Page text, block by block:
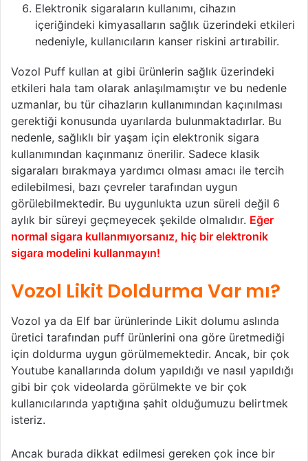
Elektronik sigaraların kullanımı, cihazın
içeriğindeki kimyasalların sağlık üzerindeki etkileri
nedeniyle, kullanıcıların kanser riskini artırabilir.
Vozol Puff kullan at gibi ürünlerin sağlık üzerindeki
etkileri hala tam olarak anlaşılmamıştır ve bu nedenle
uzmanlar, bu tür cihazların kullanımından kaçınılması
gerektiği konusunda uyarılarda bulunmaktadırlar. Bu
nedenle, sağlıklı bir yaşam için elektronik sigara
kullanımından kaçınmanız önerilir. Sadece klasik
sigaraları bırakmaya yardımcı olması amacı ile tercih
edilebilmesi, bazı çevreler tarafından uygun
görülebilmektedir. Bu uygunlukta uzun süreli değil 6
aylık bir süreyi geçmeyecek şekilde olmalıdır. Eğer
normal sigara kullanmıyorsanız, hiç bir elektronik
sigara modelini kullanmayın!
Vozol Likit Doldurma Var mı?
Vozol ya da Elf bar ürünlerinde Likit dolumu aslında
üretici tarafından puff ürünlerini ona göre üretmediği
için doldurma uygun görülmemektedir. Ancak, bir çok
Youtube kanallarında dolum yapıldığı ve nasıl yapıldığı
gibi bir çok videolarda görülmekte ve bir çok
kullanıcılarında yaptığına şahit olduğumuzu belirtmek
isteriz.
Ancak burada dikkat edilmesi gereken çok ince bir